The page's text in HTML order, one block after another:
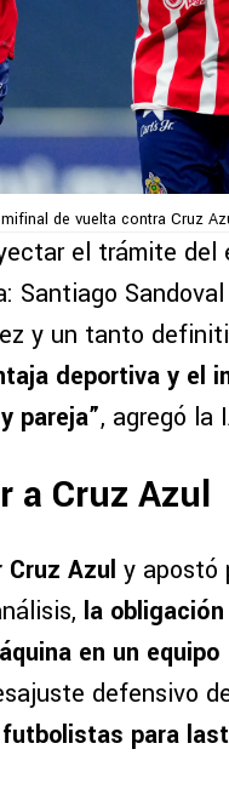
de vuelta contra Cruz
el trámite
Santiago
y un tanto
deportiva y el
pareja”, agregó la
a Cruz Azul
Cruz Azul y apostó
la
en un
defensivo
para